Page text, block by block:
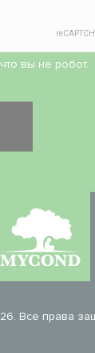
вы не робот.
Все права